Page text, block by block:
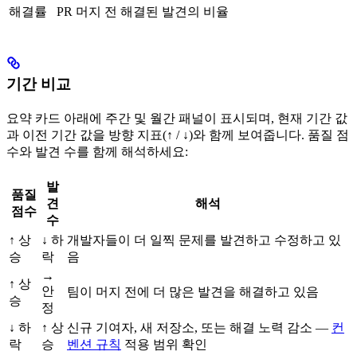
해결률
PR 머지 전 해결된 발견의 비율
기간 비교
요약 카드 아래에 주간 및 월간 패널이 표시되며, 현재 기간 값
과 이전 기간 값을 방향 지표(↑ / ↓)와 함께 보여줍니다. 품질 점
수와 발견 수를 함께 해석하세요:
품질
점수
발
견
수
해석
↑ 상
승
↓ 하
락
개발자들이 더 일찍 문제를 발견하고 수정하고 있
음
↑ 상
승
→
안
정
팀이 머지 전에 더 많은 발견을 해결하고 있음
↓ 하
락
↑ 상
승
신규 기여자, 새 저장소, 또는 해결 노력 감소 — 컨
벤션 규칙 적용 범위 확인